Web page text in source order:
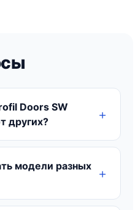
Doors SW
других?
модели разных